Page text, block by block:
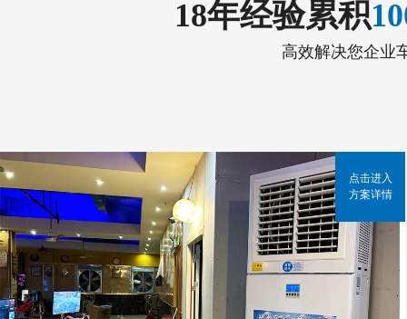
18年经验累积
高效解决您企业
点击进入
方案详情